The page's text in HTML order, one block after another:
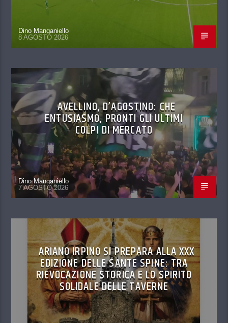
Dino Manganiello
8 AGOSTO 2026
AVELLINO, D’AGOSTINO: CHE
ENTUSIASMO, PRONTI GLI ULTIMI
COLPI DI MERCATO
Dino Manganiello
7 AGOSTO 2026
ARIANO IRPINO SI PREPARA ALLA XXX
EDIZIONE DELLE SANTE SPINE: TRA
RIEVOCAZIONE STORICA E LO SPIRITO
SOLIDALE DELLE TAVERNE